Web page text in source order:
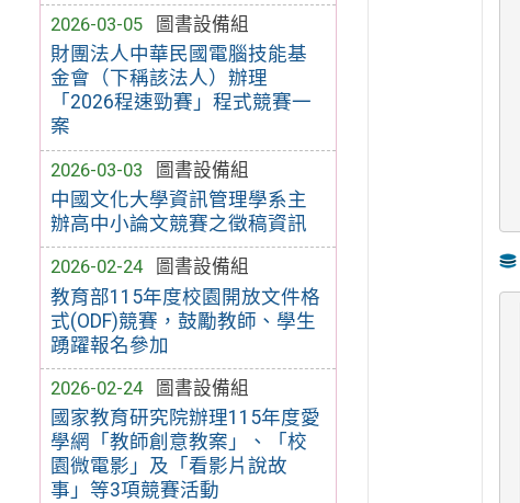
2026-03-05
圖書設備組
財團法人中華民國電腦技能基
金會（下稱該法人）辦理
「2026程速勁賽」程式競賽一
案
2026-03-03
圖書設備組
中國文化大學資訊管理學系主
辦高中小論文競賽之徵稿資訊
2026-02-24
圖書設備組
教育部115年度校園開放文件格
式(ODF)競賽，鼓勵教師、學生
踴躍報名參加
2026-02-24
圖書設備組
國家教育研究院辦理115年度愛
學網「教師創意教案」、「校
園微電影」及「看影片說故
事」等3項競賽活動